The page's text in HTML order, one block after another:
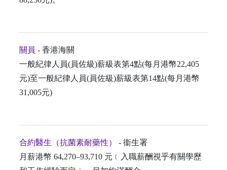
關員 - 香港海關
一般紀律人員(員佐級)薪級表第4點(每月港幣22,405
元)至一般紀律人員(員佐級)薪級表第14點(每月港幣
31,005元)
合約醫生（抗菌素耐藥性）
- 衞生署
月薪港幣 64,270–93,710 元﹝入職薪酬視乎有關學歷